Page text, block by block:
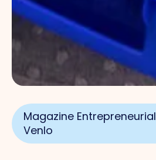
Magazine Entrepreneurial
Venlo